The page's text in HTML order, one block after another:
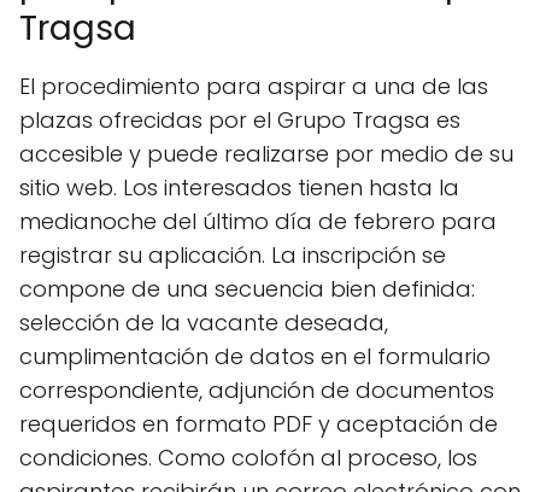
Tragsa
El procedimiento para aspirar a una de las
plazas ofrecidas por el Grupo Tragsa es
accesible y puede realizarse por medio de su
sitio web. Los interesados tienen hasta la
medianoche del último día de febrero para
registrar su aplicación. La inscripción se
compone de una secuencia bien definida:
selección de la vacante deseada,
cumplimentación de datos en el formulario
correspondiente, adjunción de documentos
requeridos en formato PDF y aceptación de
condiciones. Como colofón al proceso, los